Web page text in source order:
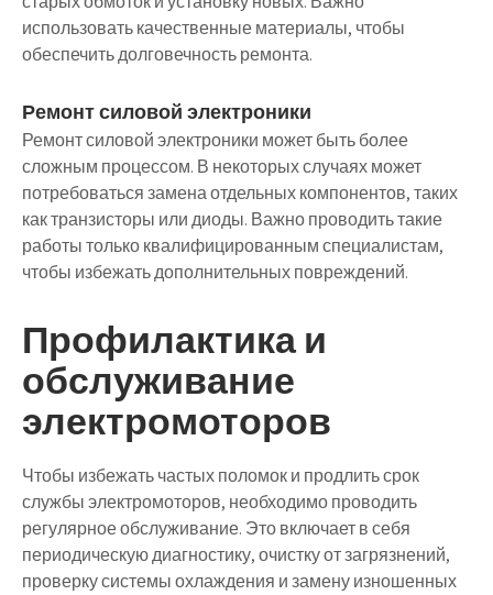
использовать качественные материалы, чтобы
обеспечить долговечность ремонта.
Ремонт силовой электроники
Ремонт силовой электроники может быть более
сложным процессом. В некоторых случаях может
потребоваться замена отдельных компонентов, таких
как транзисторы или диоды. Важно проводить такие
работы только квалифицированным специалистам,
чтобы избежать дополнительных повреждений.
Профилактика и
обслуживание
электромоторов
Чтобы избежать частых поломок и продлить срок
службы электромоторов, необходимо проводить
регулярное обслуживание. Это включает в себя
периодическую диагностику, очистку от загрязнений,
проверку системы охлаждения и замену изношенных